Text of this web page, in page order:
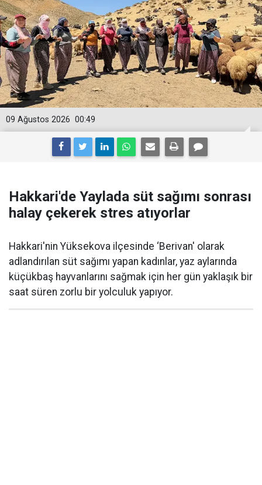
00:49
09 Ağustos 2026
Hakkari'de Yaylada süt sağımı sonrası
halay çekerek stres atıyorlar
Hakkari'nin Yüksekova ilçesinde ‘Berivan' olarak
adlandırılan süt sağımı yapan kadınlar, yaz aylarında
küçükbaş hayvanlarını sağmak için her gün yaklaşık bir
saat süren zorlu bir yolculuk yapıyor.